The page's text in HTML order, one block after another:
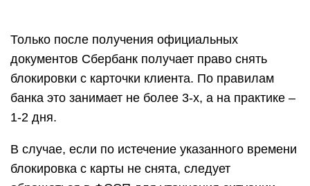
Только после получения официальных
документов Сбербанк получает право снять
блокировки с карточки клиента. По правилам
банка это занимает не более 3-х, а на практике –
1-2 дня.
В случае, если по истечение указанного времени
блокировка с карты не снята, следует